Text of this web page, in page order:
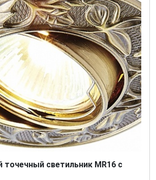
точечный светильник MR16 с